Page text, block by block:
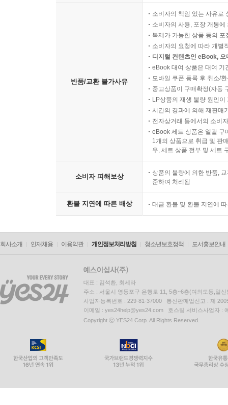
반품/교환 불가사유
소비자의 책임 있는 사유로
소비자의 사용, 포장 개봉
복제가 가능한 상품 등의
소비자의 요청에 따라 개별
디지털 컨텐츠인 eBook,
eBook 대여 상품은 대여 기
모바일 쿠폰 등록 후 취소/
중고상품이 구매확정(자동
LP상품의 재생 불량 원인
시간의 경과에 의해 재판매
전자상거래 등에서의 소비
eBook 세트 상품은 일괄 구
1개의 상품으로 취급 및 판
우, 세트 상품 전부 및 세트
소비자 피해보상
상품의 불량에 의한 반품,
준하여 처리됨
환불 지연에 따른 배상 대금 환불 및 환불 지연에
회사소개 인재채용 이용약관 개인정보처리방침 청소년보호정책 도서홍보안내
대표 : 김석환, 최세라
주소 : 서울시 영등포구 은행로 11, 5층~6층(여의도동,일신
사업자등록번호 : 229-81-37000 통신판매업신고 : 제
이메일 : yes24help@yes24.com 호스팅 서비스사업자 :
Copyright ⓒ YES24 Corp. All Rights Reserved.